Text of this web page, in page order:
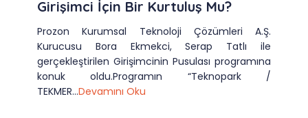
Girişimci İçin Bir Kurtuluş Mu?
Prozon Kurumsal Teknoloji Çözümleri A.Ş.
Kurucusu Bora Ekmekci, Serap Tatlı ile
gerçekleştirilen Girişimcinin Pusulası programına
konuk oldu.Programın “Teknopark /
TEKMER...Devamını Oku